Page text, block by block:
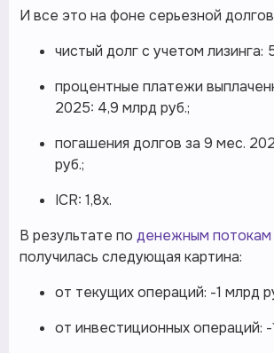
И все это на фоне серьезной
чистый долг с учетом лизинга:
процентные платежи
2025: 4,9 млрд руб.;
погашения долгов за 9 мес.
руб.;
ICR: 1,8х.
В результате по денежным потокам
получилась следующая картина:
от текущих операций: -1 млрд
от инвестиционных операций: -